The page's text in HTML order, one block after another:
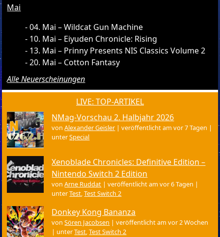
Mai
04. Mai – Wildcat Gun Machine
10. Mai – Eiyuden Chronicle: Rising
13. Mai – Prinny Presents NIS Classics Volume 2
20. Mai – Cotton Fantasy
Alle Neuerscheinungen
LIVE: TOP-ARTIKEL
NMag-Vorschau 2. Halbjahr 2026
vonAlexander Geisler |veröffentlicht am vor 7 Tagen |
unterSpecial
Xenoblade Chronicles: Definitive Edition –
Nintendo Switch 2 Edition
vonArne Ruddat |veröffentlicht am vor 6 Tagen |
unterTest,Test Switch 2
Donkey Kong Bananza
vonSören Jacobsen |veröffentlicht am vor 2 Wochen
| unterTest,Test Switch 2